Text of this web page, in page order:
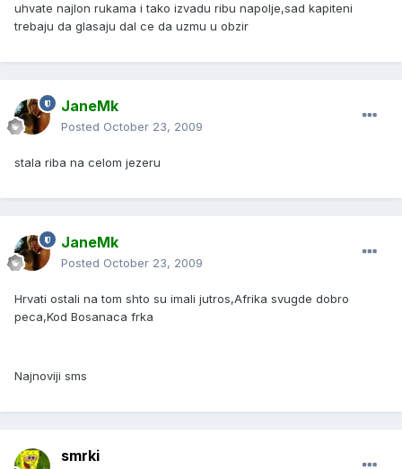
uhvate najlon rukama i tako izvadu ribu napolje,sad kapiteni
trebaju da glasaju dal ce da uzmu u obzir
JaneMk
Posted October 23, 2009
stala riba na celom jezeru
JaneMk
Posted October 23, 2009
Hrvati ostali na tom shto su imali jutros,Afrika svugde dobro
peca,Kod Bosanaca frka
Najnoviji sms
smrki